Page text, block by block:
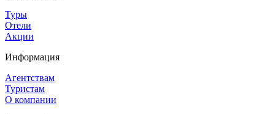
Туры
Отели
Акции
Информация
Агентствам
Туристам
О компании